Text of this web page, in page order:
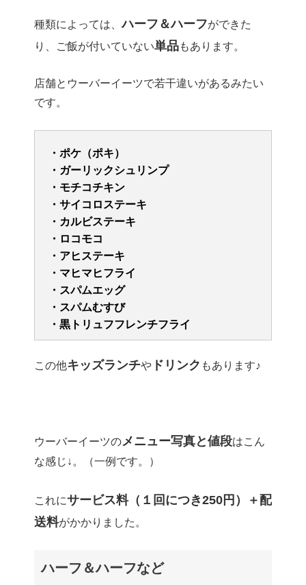
種類によっては、ハーフ＆ハーフができた
り、ご飯が付いていない単品もあります。
店舗とウーバーイーツで若干違いがあるみたい
です。
・ポケ（ポキ）
・ガーリックシュリンプ
・モチコチキン
・サイコロステーキ
・カルビステーキ
・ロコモコ
・アヒステーキ
・マヒマヒフライ
・スパムエッグ
・スパムむすび
・黒トリュフフレンチフライ
この他キッズランチや ドリンク もあります♪
ウーバーイーツのメニュー写真と値段はこん
な感じ↓。（一例です。）
これにサービス料（１回につき250円）＋配
送料がかかりました。
ハーフ＆ハーフなど